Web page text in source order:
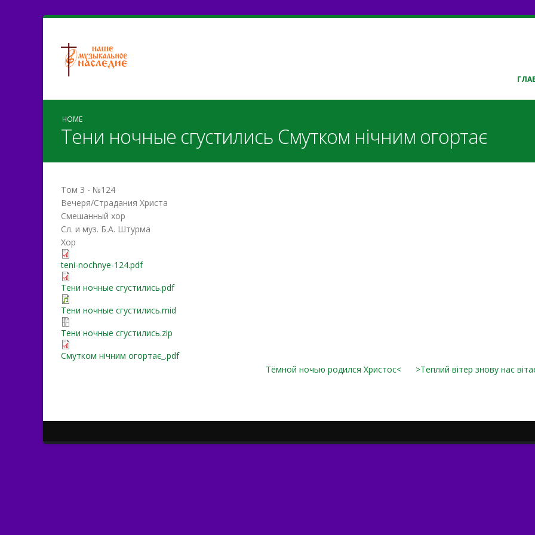
HOME
Тени ночные сгустились Смутком нічним огортає
Том 3 - №124
Вечеря/Страдания Христа
Смешанный хор
Сл. и муз. Б.А. Штурма
Хор
teni-nochnye-124.pdf
Тени ночные сгустились.pdf
Тени ночные сгустились.mid
Тени ночные сгустились.zip
Смутком нічним огортає_.pdf
Тёмной ночью родился Христос<
>Теплий вітер знову нас